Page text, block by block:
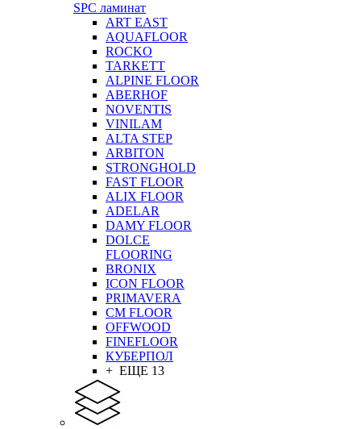
SPC ламинат
ART EAST
AQUAFLOOR
ROCKO
TARKETT
ALPINE FLOOR
ABERHOF
NOVENTIS
VINILAM
ALTA STEP
ARBITON
STRONGHOLD
FAST FLOOR
ALIX FLOOR
ADELAR
DAMY FLOOR
DOLCE
FLOORING
BRONIX
ICON FLOOR
PRIMAVERA
CM FLOOR
OFFWOOD
FINEFLOOR
КУБЕРПОЛ
+ ЕЩЕ 13